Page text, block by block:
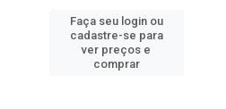
Faça seu login ou
cadastre-se para
ver preços e
comprar